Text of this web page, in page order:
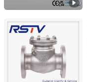
RST VALVE GROUP
Zhejiang, China